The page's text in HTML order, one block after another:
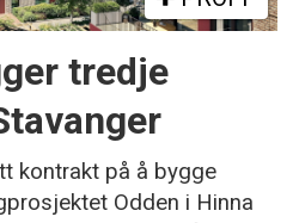
tredje
kontrakt på å bygge
Odden i Hinna